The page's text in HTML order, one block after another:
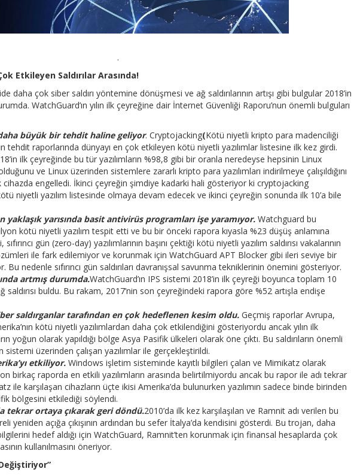
.
Etkileyen Saldırılar Arasında!
daha çok siber saldırı yöntemine dönüşmesi ve ağ saldırılarının artışı gibi bulgular 2018’in
WatchGuard’ın yılın ilk çeyreğine dair İnternet Güvenliği Raporu’nun önemli bulguları
büyük bir tehdit haline geliyor. Cryptojacking(Kötü niyetli kripto para madenciliği
tehdit raporlarında dünyayı en çok etkileyen kötü niyetli yazılımlar listesine ilk kez girdi.
ilk çeyreğinde bu tür yazılımların %98,8 gibi bir oranla neredeyse hepsinin Linux
ve Linux üzerinden sistemlere zararlı kripto para yazılımları indirilmeye çalışıldığını
cihazda engelledi. İkinci çeyreğin şimdiye kadarki hali gösteriyor ki cryptojacking
niyetli yazılım listesinde olmaya devam edecek ve ikinci çeyreğin sonunda ilk 10’a bile
yaklaşık yarısında basit antivirüs programları işe yaramıyor. Watchguard bu
kötü niyetli yazılım tespit etti ve bu bir önceki rapora kıyasla %23 düşüş anlamına
gün (zero-day) yazılımlarının başını çektiği kötü niyetli yazılım saldırısı vakalarının
ile fark edilemiyor ve korunmak için WatchGuard APT Blocker gibi ileri seviye bir
nedenle sıfırıncı gün saldırıları davranışsal savunma tekniklerinin önemini gösteriyor.
artmış durumda.WatchGuard’ın IPS sistemi 2018’in ilk çeyreği boyunca toplam 10
saldırısı buldu. Bu rakam, 2017’nin son çeyreğindeki rapora göre %52 artışla endişe
saldırganlar tarafından en çok hedeflenen kesim oldu. Geçmiş raporlar Avrupa,
kötü niyetli yazılımlardan daha çok etkilendiğini gösteriyordu ancak yılın ilk
yoğun olarak yapıldığı bölge Asya Pasifik ülkeleri olarak öne çıktı. Bu saldırıların önemli
sistemi üzerinden çalışan yazılımlar ile gerçekleştirildi.
etkiliyor. Windows işletim sisteminde kayıtlı bilgileri çalan ve Mimikatz olarak
birkaç raporda en etkili yazılımların arasında belirtilmiyordu ancak bu rapor ile adı tekrar
ile karşılaşan cihazların üçte ikisi Amerika’da bulunurken yazılımın sadece binde birinden
bölgesini etkilediği söylendi.
tekrar ortaya çıkarak geri döndü.2010’da ilk kez karşılaşılan ve Ramnit adı verilen bu
yeniden açığa çıkışının ardından bu sefer İtalya’da kendisini gösterdi. Bu trojan, daha
hedef aldığı için WatchGuard, Ramnit’ten korunmak için finansal hesaplarda çok
kullanılmasını öneriyor.